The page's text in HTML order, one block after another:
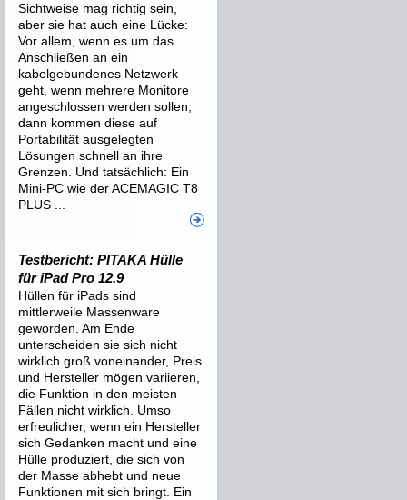
Sichtweise mag richtig sein,
aber sie hat auch eine Lücke:
Vor allem, wenn es um das
Anschließen an ein
kabelgebundenes Netzwerk
geht, wenn mehrere Monitore
angeschlossen werden sollen,
dann kommen diese auf
Portabilität ausgelegten
Lösungen schnell an ihre
Grenzen. Und tatsächlich: Ein
Mini-PC wie der ACEMAGIC T8
PLUS ...
Testbericht: PITAKA Hülle
für iPad Pro 12.9
Hüllen für iPads sind
mittlerweile Massenware
geworden. Am Ende
unterscheiden sie sich nicht
wirklich groß voneinander, Preis
und Hersteller mögen variieren,
die Funktion in den meisten
Fällen nicht wirklich. Umso
erfreulicher, wenn ein Hersteller
sich Gedanken macht und eine
Hülle produziert, die sich von
der Masse abhebt und neue
Funktionen mit sich bringt. Ein